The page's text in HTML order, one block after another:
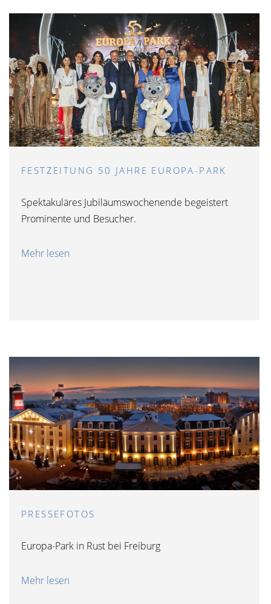
FESTZEITUNG 50 JAHRE EUROPA-PARK
Spektakuläres Jubiläumswochenende begeistert
Prominente und Besucher.
Mehr lesen
PRESSEFOTOS
Europa-Park in Rust bei Freiburg
Mehr lesen